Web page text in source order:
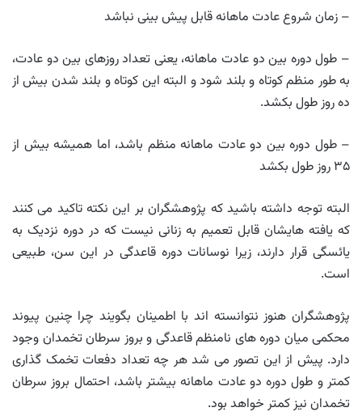
– زمان شروع عادت ماهانه قابل پیش بینی نباشد
– طول دوره بین دو عادت ماهانه، یعنی تعداد روزهای بین دو عادت،
به طور منظم کوتاه و بلند شود و البته این کوتاه و بلند شدن بیش از
ده روز طول بکشد.
– طول دوره بین دو عادت ماهانه منظم باشد، اما همیشه بیش از
۳۵ روز طول بکشد
البته توجه داشته باشید که پژوهشگران بر این نکته تاکید می کنند
که یافته هایشان قابل تعمیم به زنانی نیست که در دوره نزدیک به
یائسگی قرار دارند، زیرا نوسانات دوره قاعدگی در این سن، طبیعی
است.
پژوهشگران هنوز نتوانسته اند با اطمینان بگویند چرا چنین پیوند
محکمی میان دوره های نامنظم قاعدگی و بروز سرطان تخمدان وجود
دارد. پیش از این تصور می شد هر چه تعداد دفعات تخمک گذاری
کمتر و طول دوره دو عادت ماهانه بیشتر باشد، احتمال بروز سرطان
تخمدان نیز کمتر خواهد بود.